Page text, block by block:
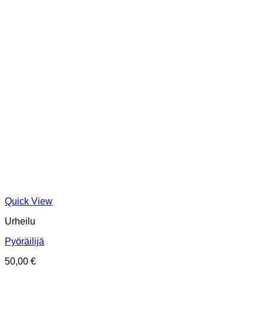
Quick View
Urheilu
Pyöräilijä
50,00 €